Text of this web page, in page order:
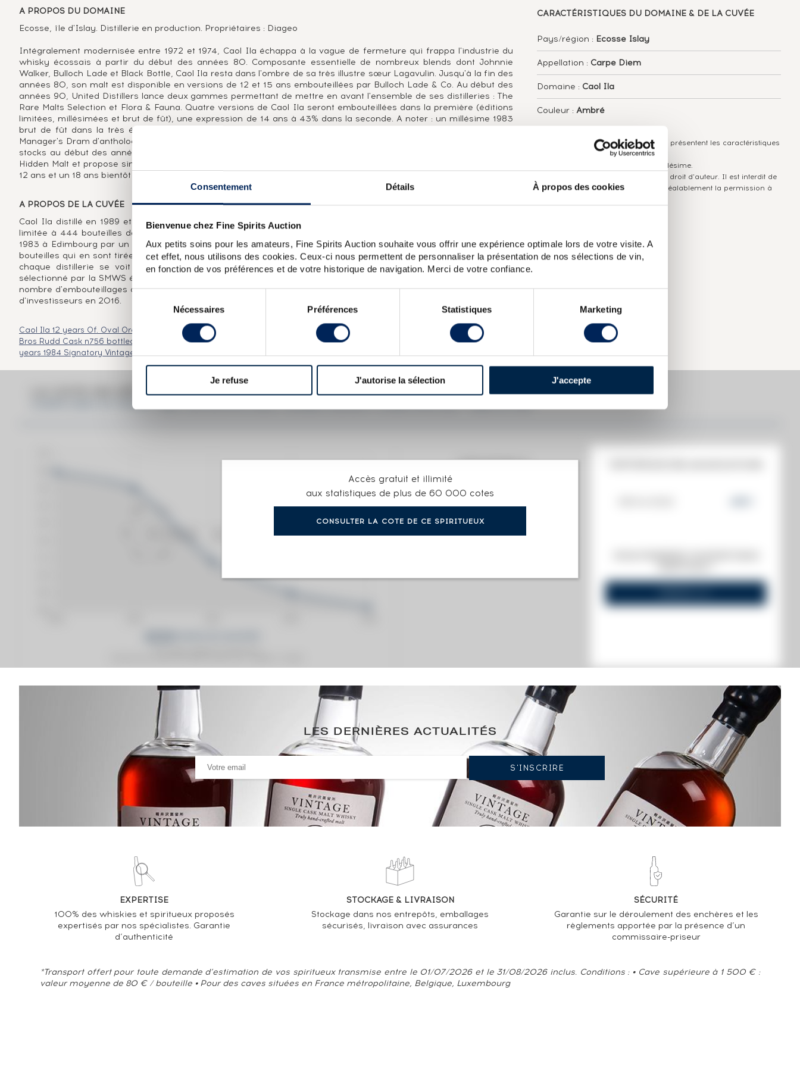
Consentement Détails À propos des cookies
Bienvenue chez Fine Spirits Auction
Aux petits soins pour les amateurs, Fine Spirits Auction souhaite vous offrir une expérience optimale lors de votre visite. A
cet effet, nous utilisons des cookies. Ceux-ci nous permettent de personnaliser la présentation de nos sélections de vin,
en fonction de vos préférences et de votre historique de navigation. Merci de votre confiance.
Sélection
consentement
Nécessaires Préférences Statistiques Marketing
Je refuse J'autorise la sélection J'accepte
A PROPOS DU DOMAINE
Ecosse, île d'Islay. Distillerie en production. Propriétaires : Diageo
Intégralement modernisée entre 1972 et 1974, Caol Ila échappa à la vague de fermeture qui frappa l'industrie du
whisky écossais à partir du début des années 80. Composante essentielle de nombreux blends dont Johnnie
Walker, Bulloch Lade et Black Bottle, Caol Ila resta dans l'ombre de sa très illustre sœur Lagavulin. Jusqu'à la fin des
années 80, son malt est disponible en versions de 12 et 15 ans embouteillées par Bulloch Lade & Co. Au début des
années 90, United Distillers lance deux gammes permettant de mettre en avant l'ensemble de ses distilleries : The
Rare Malts Selection et Flora & Fauna. Quatre versions de Caol Ila seront embouteillées dans la première (éditions
limitées, millésimées et brut de fût), une expression de 14 ans à 43% dans la seconde. A noter : un millésime 1983
brut de fût dans la très éphémère gamme Fauna & Flora Cask Strength et surtout un 15 ans sherry cask The
Manager's Dram d'anthologie sont aussi commercialisés. Afin de soulager Lagavulin de la pression exercée sur ses
stocks au début des années 2000, Caol Ila est officiellement présentée au marché en 2002 grâce à la gamme
Hidden Malt et propose simultanément trois versions de son malt : un Cask Strength (55%) sans mention d'âge, un
12 ans et un 18 ans bientôt suivis par un 25 ans millésimé 1978 en 2004.
A PROPOS DE LA CUVÉE
Caol Ila distillé en 1989 et embouteillé après 30 ans de vieillissement en refill sherry butt. Il s’’agit d’’une édition
limitée à 444 bouteilles de la Scotch Malt Whisky Society. La Scotch Malt Whisky Society (SMWS) est fondée en
1983 à Edimbourg par un groupe d'amis passionnés par le whisky. Le club sélectionne des fûts et ne propose les
bouteilles qui en sont tirées qu'aux membres du club. Les distilleries ne sont pas mentionnées sur l'étiquette mais
chaque distillerie se voit attribuer un numéro au fur et à mesure des embouteillages. Ainsi, le premier fût
sélectionné par la SMWS étant un Glenfarclas, la distillerie porte le numéro 1. Le deuxième numéro correspond au
nombre d'embouteillages d'une même distillerie. La SMWS est vendue en 2004 à Glenmorangie puis à un groupe
d'investisseurs en 2016.
Caol Ila 12 years Of. Oval Orange Label Caol Ila 14 years 1974 Gordon Macphail Connoisseurs Choice
Caol Ila 1982 Berry
Bros Rudd Cask n756 bottled 2008 LMDWCaol Ila 1988 Gordon MacPhail Cask n1092 bottled 2000 ReserveCaol Ila 25
years 1984 Signatory Vintage Cask n 3637 2010 Release Strength Collection
CARACTÉRISTIQUES DU DOMAINE & DE LA CUVÉE
Pays/région : Ecosse Islay
Appellation : Carpe Diem
Domaine : Caol Ila
Couleur : Ambré
Les informations publiées ci-dessus présentent les caractéristiques
actuelles du spiritueux concerné.
Elles ne sont pas spécifiques au millésime.
Attention, ce texte est protégé par un droit d'auteur. Il est interdit de
le copier sans en avoir demandé préalablement la permission à
Accès gratuit et illimité
aux statistiques de plus de 60 000 cotes
CONSULTER LA COTE DE CE SPIRITUEUX
LA COTE EN DÉTAIL DU SPIRITUEUX
CARPE DIEM 30 YEARS 1989 THE SCOTCH MALT WHISKY SOCIETY CASK N°53.322 - ONE OF 444
382
Analyse & Performance du spiritueux
Carpe Diem 30 years 1989 The Scotch Malt Whisky Society Cask n°53.322 - One of 444
VARIATION DE LA COTE TENDANCE ACTUELLE DE LA COTE
TENDANCE À LA BAISSE
EN 2026 PAR RAPPORT À 2025
LES DERNIÈRES ACTUALITÉS
EXPERTISE
100% des whiskies et spiritueux proposés
expertisés par nos spécialistes. Garantie
d’authenticité
STOCKAGE & LIVRAISON
Stockage dans nos entrepôts, emballages
sécurisés, livraison avec assurances
SÉCURITÉ
Garantie sur le déroulement des enchères et les
règlements apportée par la présence d’un
commissaire-priseur
*Transport offert pour toute demande d’estimation de vos spiritueux transmise entre le 01/07/2026 et le 31/08/2026 inclus. Conditions : • Cave supérieure à 1 500 € :
valeur moyenne de 80 € / bouteille • Pour des caves situées en France métropolitaine, Belgique, Luxembourg